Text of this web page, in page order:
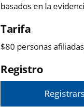
basados en la
Tarifa
$80 personas
Registro